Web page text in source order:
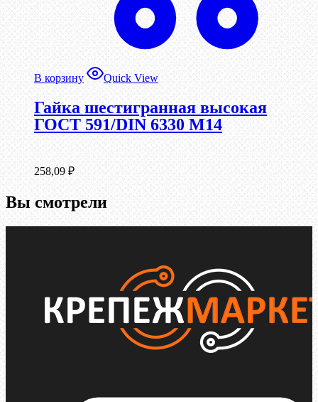
В корзину Quick View
Гайка шестигранная высокая
ГОСТ 591/DIN 6330 М14
258,09 ₽
Вы смотрели